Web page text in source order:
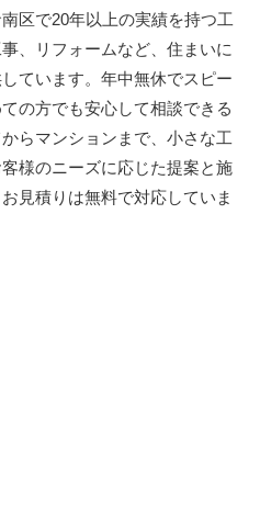
区で20年以上の実績を持つ工
、リフォームなど、住まいに
ています。年中無休でスピー
の方でも安心して相談できる
らマンションまで、小さな工
様のニーズに応じた提案と施
見積りは無料で対応していま